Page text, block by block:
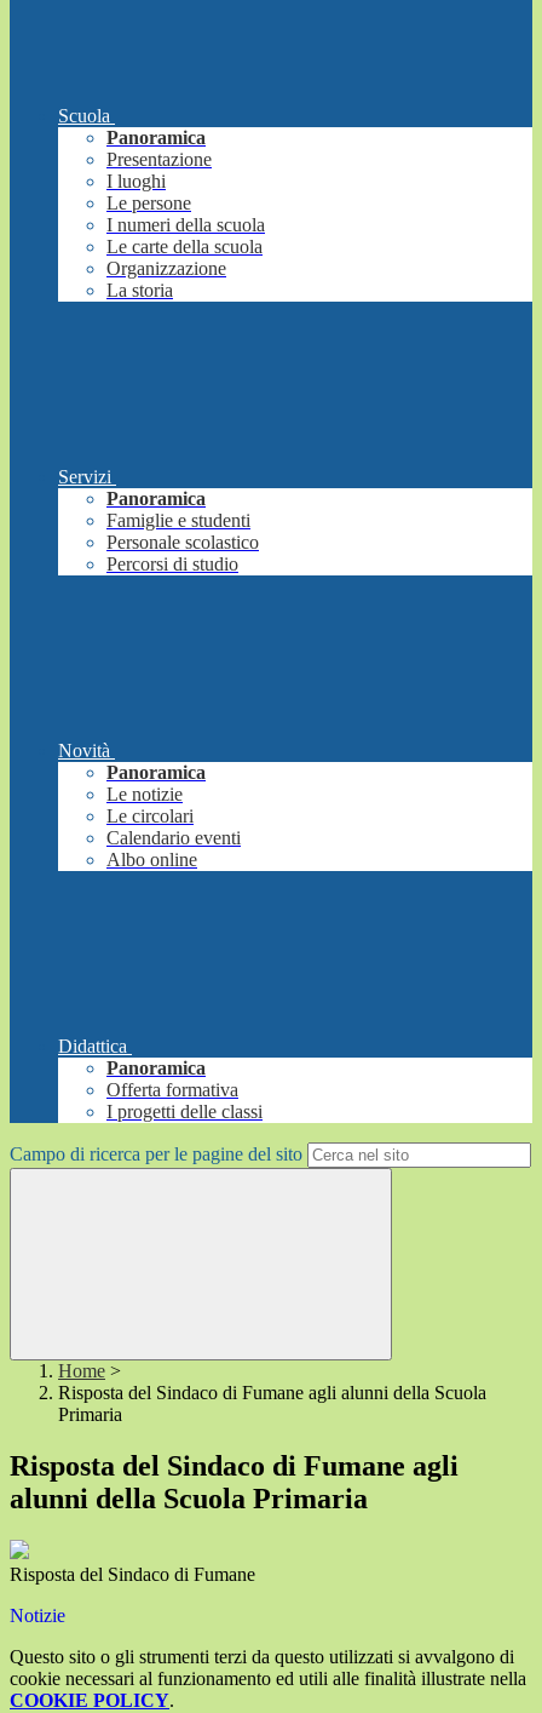
Scuola
Panoramica
Presentazione
I luoghi
Le persone
I numeri della scuola
Le carte della scuola
Organizzazione
La storia
Servizi
Panoramica
Famiglie e studenti
Personale scolastico
Percorsi di studio
Novità
Panoramica
Le notizie
Le circolari
Calendario eventi
Albo online
Didattica
Panoramica
Offerta formativa
I progetti delle classi
Campo di ricerca per le pagine del sito
Home >
Risposta del Sindaco di Fumane agli alunni della Scuola
Primaria
Risposta del Sindaco di Fumane agli
alunni della Scuola Primaria
Risposta del Sindaco di Fumane
Notizie
Questo sito o gli strumenti terzi da questo utilizzati si avvalgono di
cookie necessari al funzionamento ed utili alle finalità illustrate nella
COOKIE POLICY.